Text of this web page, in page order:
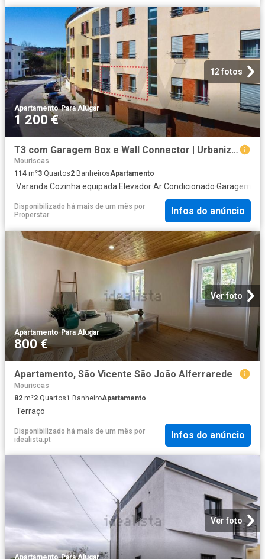
12 fotos
Apartamento·Para Alugar
1 200 €
T3 com Garagem Box e Wall Connector | Urbanização dos Pinheiros – Abrantes
Mouriscas
114 m²3 Quartos2 BanheirosApartamento
·Varanda·Cozinha equipada·Elevador·Ar Condicionado·Garagem
Disponibilizado há mais de um mês por
Properstar
Infos do anúncio
Ver foto
Apartamento·Para Alugar
800 €
Apartamento, São Vicente São João Alferrarede
Mouriscas
82 m²2 Quartos1 BanheiroApartamento
·Terraço
Disponibilizado há mais de um mês por
idealista.pt
Infos do anúncio
Ver foto
Apartamento·Para Alugar